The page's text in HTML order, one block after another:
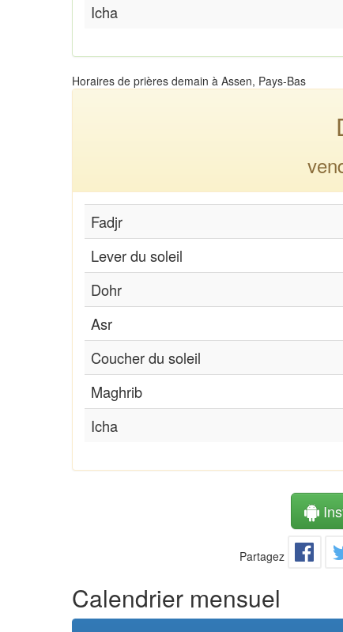
Icha
Horaires de prières demain à Assen, Pays-Bas
Fadjr
Lever du soleil
Dohr
Asr
Coucher du soleil
Maghrib
Icha
Partagez
Calendrier mensuel